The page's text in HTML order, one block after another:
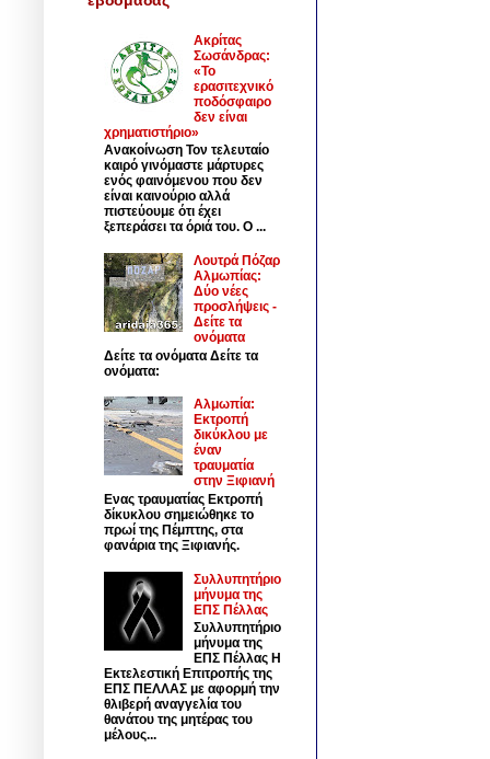
Ακρίτας
Σωσάνδρας:
«Το
ερασιτεχνικό
ποδόσφαιρο
δεν είναι
χρηματιστήριο»
Ανακοίνωση Τον τελευταίο
καιρό γινόμαστε μάρτυρες
ενός φαινόμενου που δεν
είναι καινούριο αλλά
πιστεύουμε ότι έχει
ξεπεράσει τα όριά του. Ο ...
Λουτρά Πόζαρ
Αλμωπίας:
Δύο νέες
προσλήψεις -
Δείτε τα
ονόματα
Δείτε τα ονόματα Δείτε τα
ονόματα:
Αλμωπία:
Εκτροπή
δικύκλου με
έναν
τραυματία
στην Ξιφιανή
Ενας τραυματίας Εκτροπή
δίκυκλου σημειώθηκε το
πρωί της Πέμπτης, στα
φανάρια της Ξιφιανής.
Συλλυπητήριο
μήνυμα της
ΕΠΣ Πέλλας
Συλλυπητήριο
μήνυμα της
ΕΠΣ Πέλλας Η
Εκτελεστική Επιτροπής της
ΕΠΣ ΠΕΛΛΑΣ με αφορμή την
θλιβερή αναγγελία του
θανάτου της μητέρας του
μέλους...